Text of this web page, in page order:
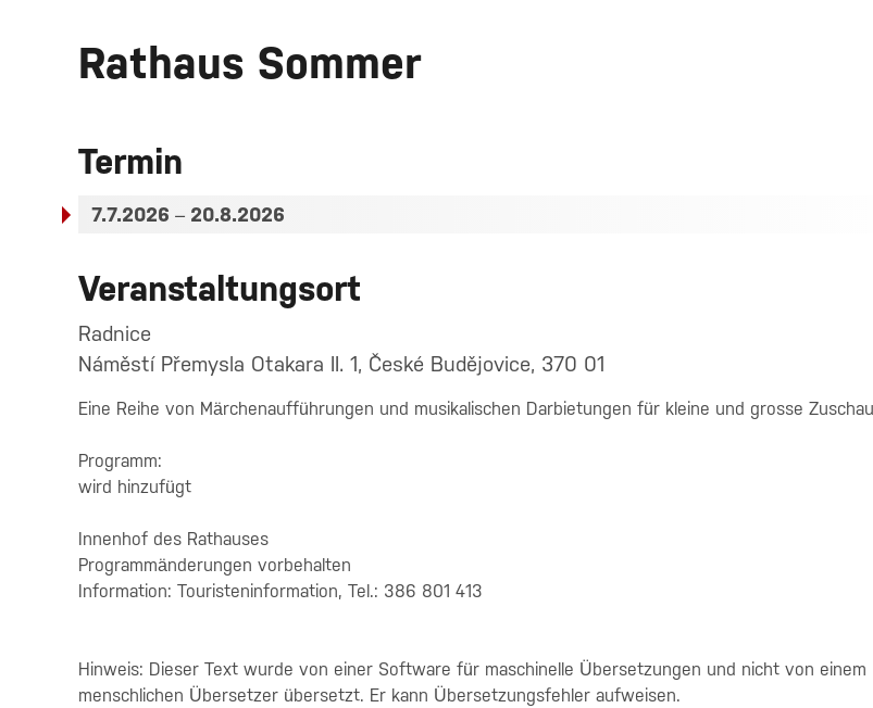
Rathaus Sommer
Termin
7.7.2026 – 20.8.2026
Veranstaltungsort
Radnice
Náměstí Přemysla Otakara II. 1, České Budějovice, 370 01
Eine Reihe von Märchenaufführungen und musikalischen Darbietungen für kleine und grosse
Programm:
wird hinzufügt
Innenhof des Rathauses
Programmänderungen vorbehalten
Information: Touristeninformation, Tel.: 386 801 413
Hinweis: Dieser Text wurde von einer Software für maschinelle Übersetzungen und nicht von einem
menschlichen Übersetzer übersetzt. Er kann Übersetzungsfehler aufweisen.